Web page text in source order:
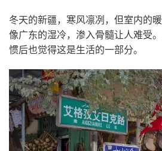
冬天的新疆，寒风凛冽，但室内的
像广东的湿冷，渗入骨髓让人难受
惯后也觉得这是生活的一部分。